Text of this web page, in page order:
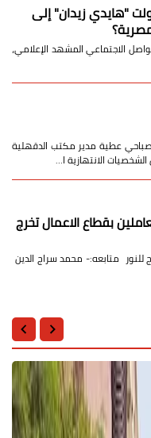
"هايدي زيدان" إلى
الاجتماعي المشهد الإعلامي،
عطية مدير مكتب الدقهلية
الانتهازية ا…
بقطاع الاعمال تخرج
للنور متابعه:- محمد سراج الدين